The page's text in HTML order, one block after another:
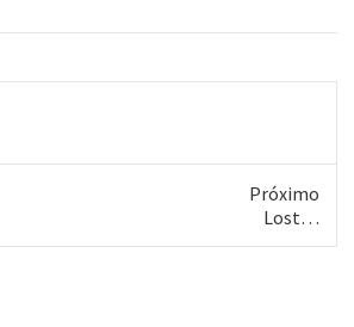
Próximo
Lost…